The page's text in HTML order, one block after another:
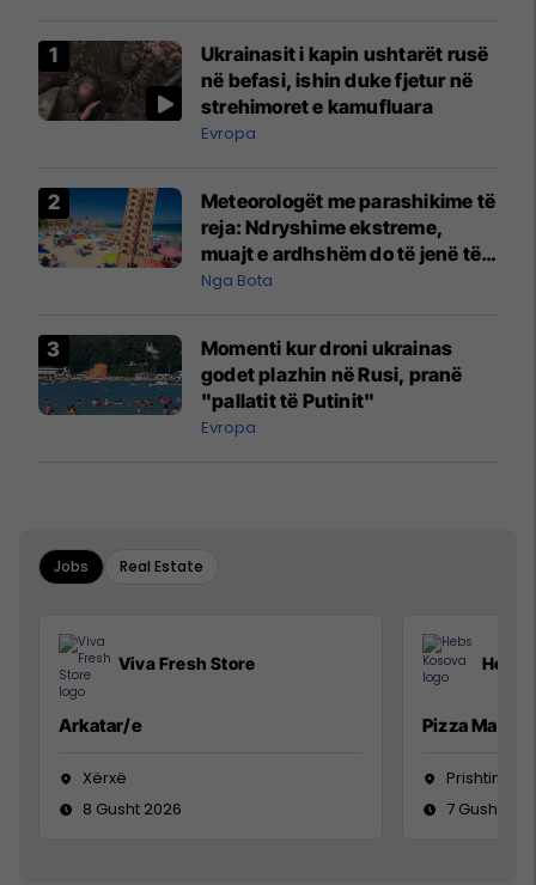
Ukrainasit i kapin ushtarët rusë
në befasi, ishin duke fjetur në
strehimoret e kamufluara
Evropa
Meteorologët me parashikime të
reja: Ndryshime ekstreme,
muajt e ardhshëm do të jenë të
pazakontë
Nga Bota
Momenti kur droni ukrainas
godet plazhin në Rusi, pranë
"pallatit të Putinit"
Evropa
Jobs Real Estate
Viva Fresh Store
Arkatar/e
Xërxë
8 Gusht 2026
Hebs
Pizza Man
Prishtinë
7 Gusht